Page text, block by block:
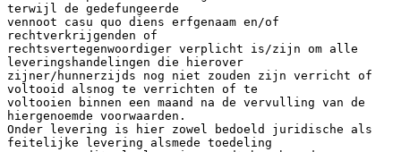
terwijl de gedefungeerde
vennoot casu quo diens erfgenaam en/of
rechtverkrijgenden of
rechtsvertegenwoordiger verplicht is/zijn om alle
leveringshandelingen die hierover
zijner/hunnerzijds nog niet zouden zijn verricht of
voltooid alsnog te verrichten of te
voltooien binnen een maand na de vervulling van de
hiergenoemde voorwaarden.
Onder levering is hier zowel bedoeld juridische als
feitelijke levering alsmede toedeling